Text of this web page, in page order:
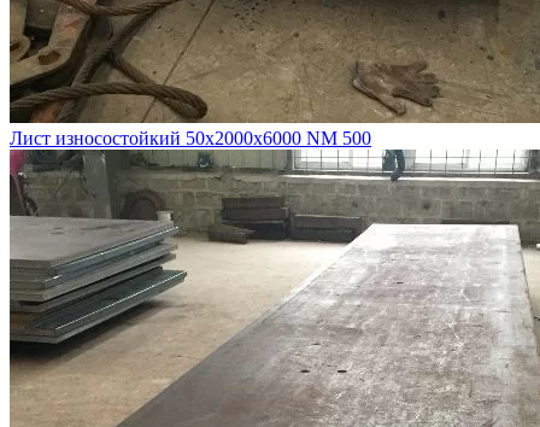
Лист износостойкий 50х2000х6000 NM 500